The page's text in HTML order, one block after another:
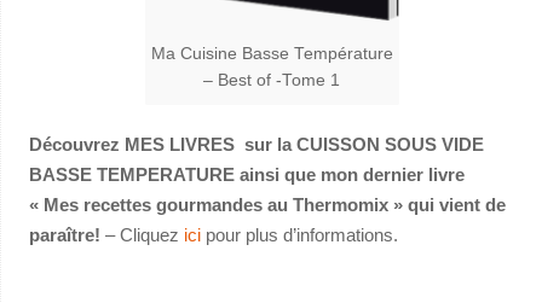
Ma Cuisine Basse Température
– Best of -Tome 1
Découvrez MES LIVRES sur la CUISSON SOUS VIDE
BASSE TEMPERATURE ainsi que mon dernier livre
« Mes recettes gourmandes au Thermomix » qui vient de
paraître! – Cliquez icipour plus d’informations.